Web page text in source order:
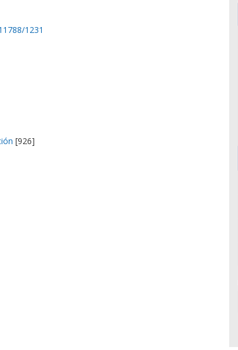
1231
[926]